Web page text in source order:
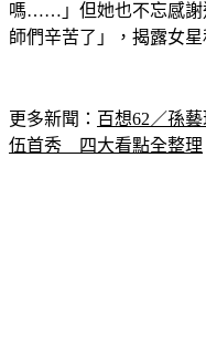
嗎……」但她也不忘感謝
師們辛苦了」，揭露女
更多新聞： 百想62／孫
伍首秀　四大看點全整理